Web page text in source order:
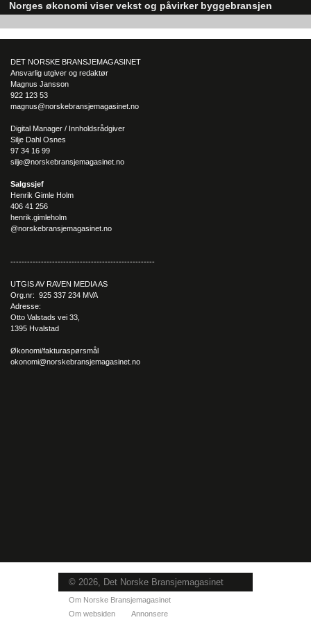
Norges økonomi viser vekst og påvirker byggebransjen
DET NORSKE BRANSJEMAGASINET
Ansvarlig utgiver og redaktør
Magnus Jansson
922 123 53
magnus@norskebransjemagasinet.no
Digital Manager / Innholdsrådgiver
Silje Dahl Osnes
97 34 16 99
silje@norskebransjemagasinet.no
Salgssjef
Henrik Gimle Holm
406 41 256
henrik.gimleholm
@norskebransjemagasinet.no
----------------------------------------------------
UTGIS AV RAVEN MEDIA AS
Org.nr: 925 337 234 MVA
Adresse:
Otto Valstads vei 33,
1395 Hvalstad
Økonomi/fakturaspørsmål
okonomi@norskebransjemagasinet.no
© 2026, Det Norske Bransjemagasinet
Om Norske Bransjemagasinet
Om websiden
Annonsere